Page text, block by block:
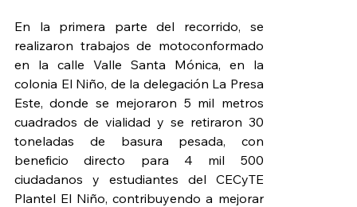
En la primera parte del recorrido, se
realizaron trabajos de motoconformado
en la calle Valle Santa Mónica, en la
colonia El Niño, de la delegación La Presa
Este, donde se mejoraron 5 mil metros
cuadrados de vialidad y se retiraron 30
toneladas de basura pesada, con
beneficio directo para 4 mil 500
ciudadanos y estudiantes del CECyTE
Plantel El Niño, contribuyendo a mejorar